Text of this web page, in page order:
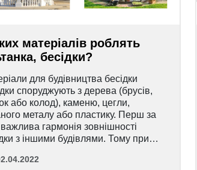
матеріалів роблять
бесідки?
для будівництва бесідки
споруджують з дерева (брусів,
або колод), каменю, цегли,
металу або пластику. Перш за
гармонія зовнішності
з іншими будівлями. Тому при…